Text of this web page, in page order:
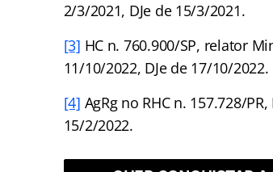
2/3/2021, DJe de 15/3/2021.
[3] HC n. 760.900/SP, relator
11/10/2022, DJe de 17/10/2022.
[4] AgRg no RHC n. 157.728/
15/2/2022.